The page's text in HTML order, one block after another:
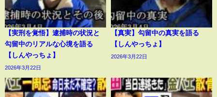
【実刑を覚悟】逮捕時の状況と
勾留中のリアルな心境を語る
【しんやっちょ】
2026年3月22日
【真実】勾留中の真実を語る
【しんやっちょ】
2026年3月22日